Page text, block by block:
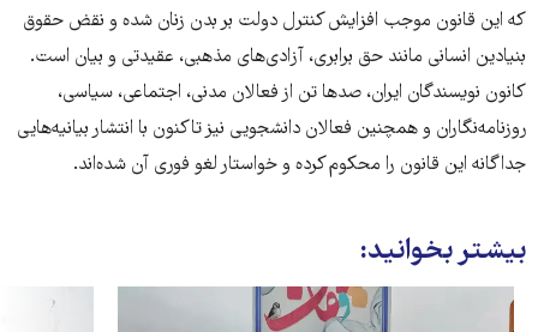
که این قانون موجب افزایش کنترل دولت بر بدن زنان شده و نقض حقوق
بنیادین انسانی مانند حق برابری، آزادی‌های مذهبی، عقیدتی و بیان است.
کانون نویسندگان ایران، صدها تن از فعالان مدنی، اجتماعی، سیاسی،
روزنامه‌نگاران و همچنین فعالان دانشجویی نیز تاکنون با انتشار بیانیه‌هایی
جداگانه این قانون را محکوم کرده و خواستار لغو فوری آن شده‌اند.
بیشتر بخوانید: